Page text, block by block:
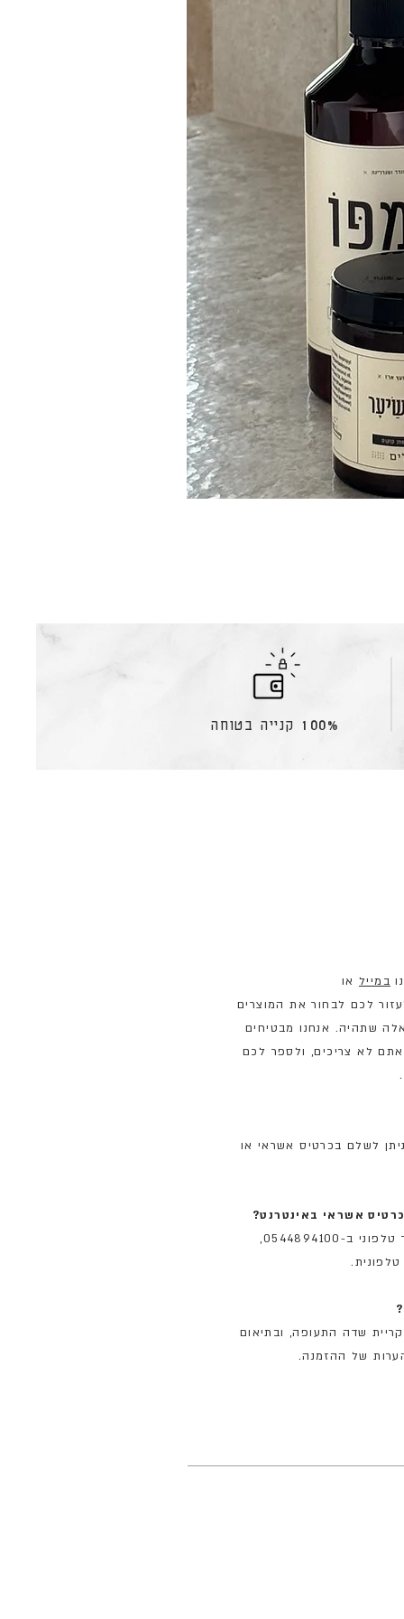
100% קנייה בטוחה
במייל או
ונשמח לעזור לכם לבחור את המוצרים
שתהיה. אנחנו מבטיחים
לא צריכים, ולספר לכם
לשלם בכרטיס אשראי או
אשראי באינטרנט?
0544894100
,
שדה התעופה, ובתיאום
של ההזמנה.